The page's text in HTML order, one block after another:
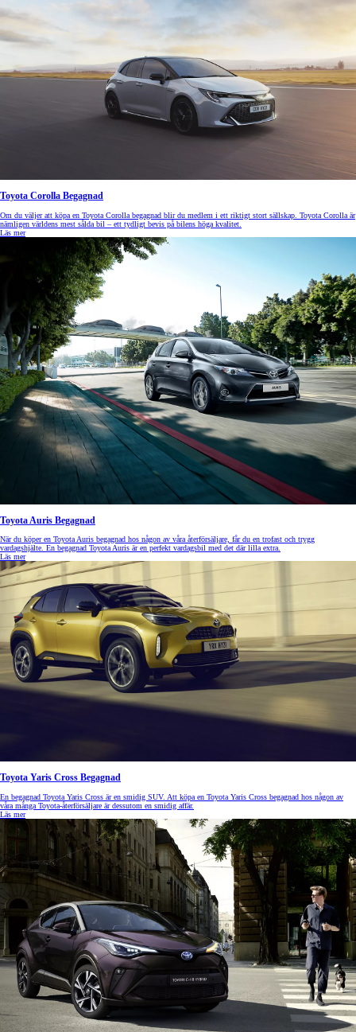
Toyota Corolla Begagnad
Om du väljer att köpa en Toyota Corolla begagnad blir du medlem i ett riktigt stort sällskap. Toyota Corolla är
nämligen världens mest sålda bil – ett tydligt bevis på bilens höga kvalitet.
Läs mer
Toyota Auris Begagnad
När du köper en Toyota Auris begagnad hos någon av våra återförsäljare, får du en trofast och trygg
vardagshjälte. En begagnad Toyota Auris är en perfekt vardagsbil med det där lilla extra.
Läs mer
Toyota Yaris Cross Begagnad
En begagnad Toyota Yaris Cross är en smidig SUV. Att köpa en Toyota Yaris Cross begagnad hos någon av
våra många Toyota-återförsäljare är dessutom en smidig affär.
Läs mer